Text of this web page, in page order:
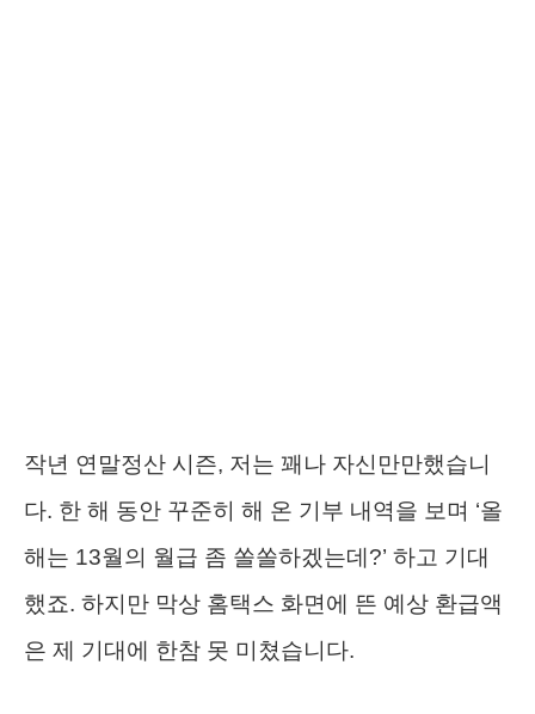
작년 연말정산 시즌, 저는 꽤나 자신만만했습니
다. 한 해 동안 꾸준히 해 온 기부 내역을 보며 ‘올
해는 13월의 월급 좀 쏠쏠하겠는데?’ 하고 기대
했죠. 하지만 막상 홈택스 화면에 뜬 예상 환급액
은 제 기대에 한참 못 미쳤습니다.